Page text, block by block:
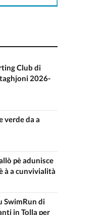
Club di
2026-
verde da a
pè adunisce
à a cunvivialità
SwimRun di
in Tolla per